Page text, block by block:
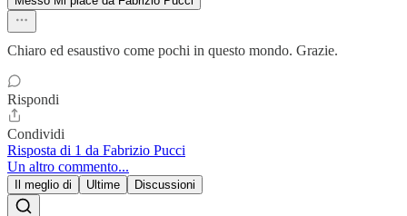
Chiaro ed esaustivo come pochi in questo mondo. Grazie.
Rispondi
Condividi
Risposta di 1 da Fabrizio Pucci
Un altro commento...
Il meglio di Ultime Discussioni